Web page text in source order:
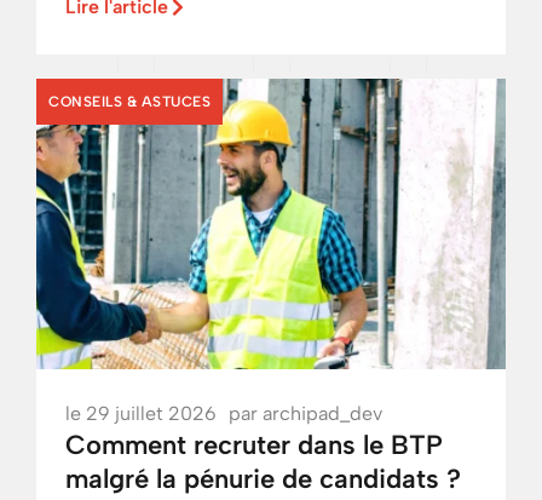
Lire l'article
CONSEILS & ASTUCES
le 29 juillet 2026 par archipad_dev
Comment recruter dans le BTP
malgré la pénurie de candidats ?